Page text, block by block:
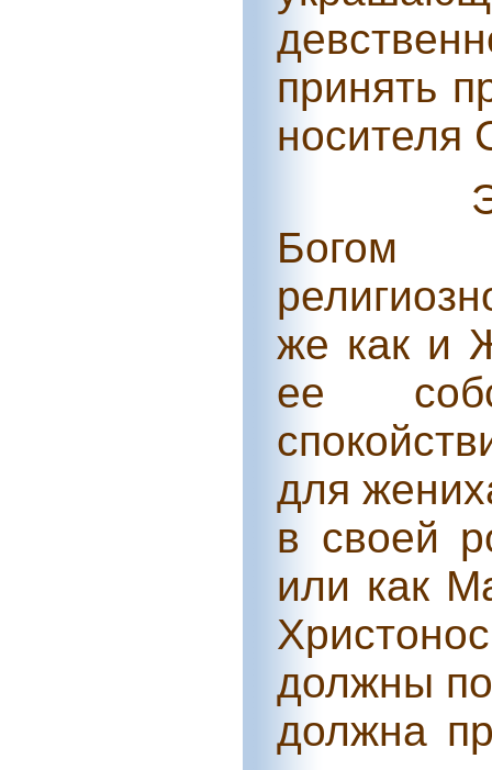
принять
носителя
Богом
же как и
ее
для
в своей
или как
должны
должна